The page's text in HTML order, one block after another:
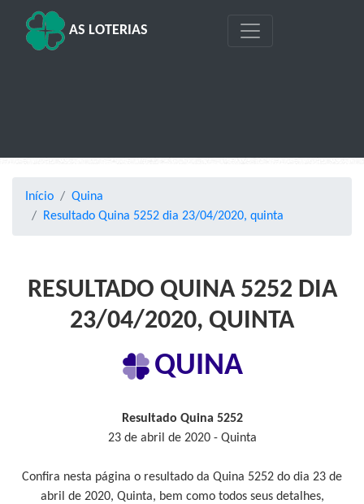
AS LOTERIAS
Início
Quina
Resultado Quina 5252 dia 23/04/2020, quinta
RESULTADO QUINA 5252 DIA
23/04/2020, QUINTA
QUINA
Resultado Quina 5252
23 de abril de 2020 - Quinta
Confira nesta página o resultado da Quina 5252 do dia 23 de
abril de 2020, Quinta, bem como todos seus detalhes,